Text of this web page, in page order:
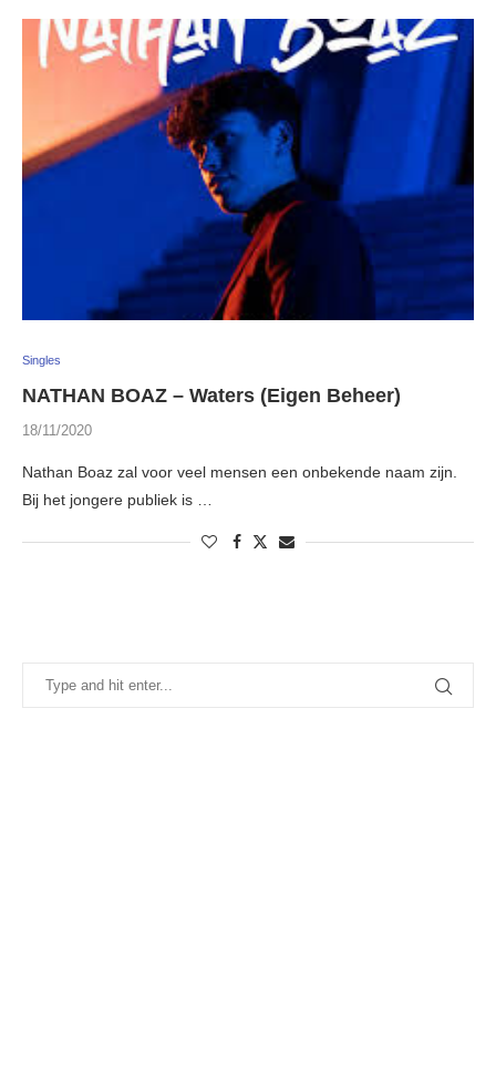
Singles
NATHAN BOAZ – Waters (Eigen Beheer)
18/11/2020
Nathan Boaz zal voor veel mensen een onbekende naam zijn.
Bij het jongere publiek is …